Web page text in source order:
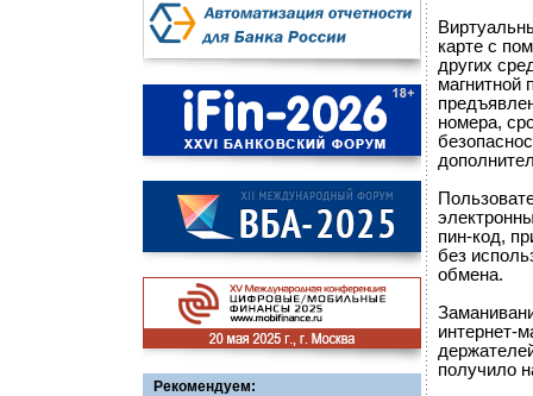
Рекомендуем:
карте с
других
магнитной
номера,
пин-код,
без
обмена.
интернет-
получило